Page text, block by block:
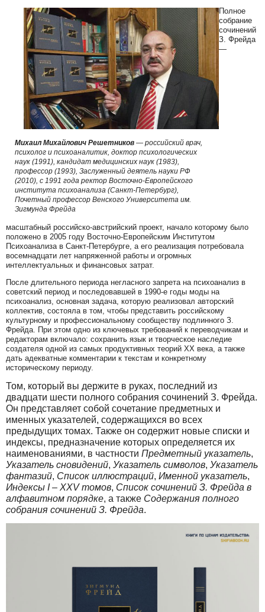
Михаил Михайлович Решетников — российский врач,
психолог и психоаналитик, доктор психологических
наук (1991), кандидат медицинских наук (1983),
профессор (1993), Заслуженный деятель науки РФ
(2010), с 1991 года ректор Восточно-Европейского
института психоанализа (Санкт-Петербург),
Почетный профессор Венского Университета им.
Зигмунда Фрейда
Полное
собрание
сочинений
З. Фрейда
—
масштабный российско-австрийский проект, начало которому было
положено в 2005 году Восточно-Европейским Институтом
Психоанализа в Санкт-Петербурге, а его реализация потребовала
восемнадцати лет напряженной работы и огромных
интеллектуальных и финансовых затрат.
После длительного периода негласного запрета на психоанализ в
советский период и последовавшей в 1990-е годы моды на
психоанализ, основная задача, которую реализовал авторский
коллектив, состояла в том, чтобы представить российскому
культурному и профессиональному сообществу подлинного З.
Фрейда. При этом одно из ключевых требований к переводчикам и
редакторам включало: сохранить язык и творческое наследие
создателя одной из самых продуктивных теорий ХХ века, а также
дать адекватные комментарии к текстам и конкретному
историческому периоду.
Том, который вы держите в руках, последний из
двадцати шести полного собрания сочинений З. Фрейда.
Он представляет собой сочетание предметных и
именных указателей, содержащихся во всех
предыдущих томах. Также он содержит новые списки и
индексы, предназначение которых определяется их
наименованиями, в частности Предметный указатель,
Указатель сновидений, Указатель символов, Указатель
фантазий, Список иллюстраций, Именной указатель,
Индексы I – XXVтомов, Список сочинений З. Фрейда в
алфавитном порядке, а также Содержания полного
собрания сочинений З. Фрейда.